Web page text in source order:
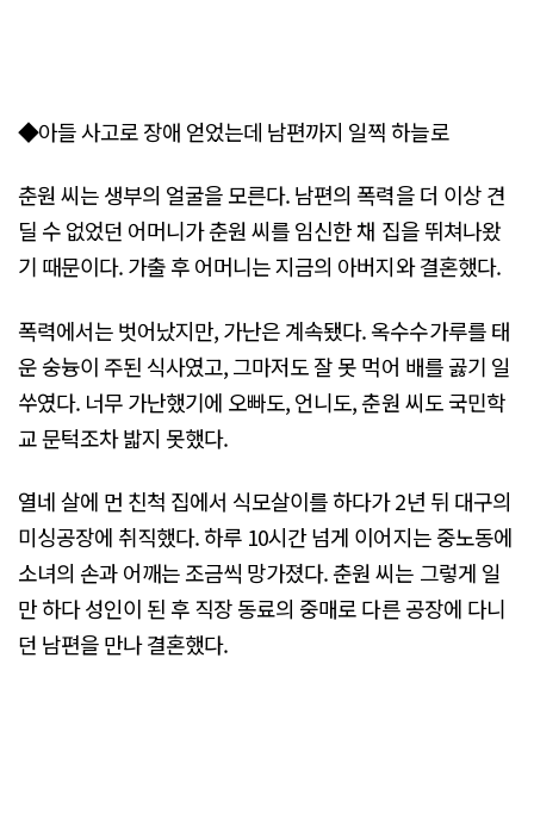
◆아들 사고로 장애 얻었는데 남편까지 일찍 하늘로
춘원 씨는 생부의 얼굴을 모른다. 남편의 폭력을 더 이상 견
딜 수 없었던 어머니가 춘원 씨를 임신한 채 집을 뛰쳐나왔
기 때문이다. 가출 후 어머니는 지금의 아버지와 결혼했다.
폭력에서는 벗어났지만, 가난은 계속됐다. 옥수수가루를 태
운 숭늉이 주된 식사였고, 그마저도 잘 못 먹어 배를 곯기 일
쑤였다. 너무 가난했기에 오빠도, 언니도, 춘원 씨도 국민학
교 문턱조차 밟지 못했다.
열네 살에 먼 친척 집에서 식모살이를 하다가 2년 뒤 대구의
미싱공장에 취직했다. 하루 10시간 넘게 이어지는 중노동에
소녀의 손과 어깨는 조금씩 망가졌다. 춘원 씨는 그렇게 일
만 하다 성인이 된 후 직장 동료의 중매로 다른 공장에 다니
던 남편을 만나 결혼했다.